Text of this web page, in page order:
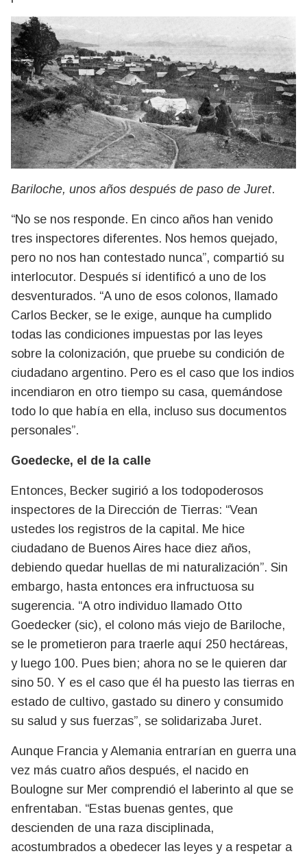
Bariloche, unos años después de paso de Juret.
“No se nos responde. En cinco años han venido
tres inspectores diferentes. Nos hemos quejado,
pero no nos han contestado nunca”, compartió su
interlocutor. Después sí identificó a uno de los
desventurados. “A uno de esos colonos, llamado
Carlos Becker, se le exige, aunque ha cumplido
todas las condiciones impuestas por las leyes
sobre la colonización, que pruebe su condición de
ciudadano argentino. Pero es el caso que los indios
incendiaron en otro tiempo su casa, quemándose
todo lo que había en ella, incluso sus documentos
personales”.
Goedecke, el de la calle
Entonces, Becker sugirió a los todopoderosos
inspectores de la Dirección de Tierras: “Vean
ustedes los registros de la capital. Me hice
ciudadano de Buenos Aires hace diez años,
debiendo quedar huellas de mi naturalización”. Sin
embargo, hasta entonces era infructuosa su
sugerencia. “A otro individuo llamado Otto
Goedecker (sic), el colono más viejo de Bariloche,
se le prometieron para traerle aquí 250 hectáreas,
y luego 100. Pues bien; ahora no se le quieren dar
sino 50. Y es el caso que él ha puesto las tierras en
estado de cultivo, gastado su dinero y consumido
su salud y sus fuerzas”, se solidarizaba Juret.
Aunque Francia y Alemania entrarían en guerra una
vez más cuatro años después, el nacido en
Boulogne sur Mer comprendió el laberinto al que se
enfrentaban. “Estas buenas gentes, que
descienden de una raza disciplinada,
acostumbrados a obedecer las leyes y a respetar a